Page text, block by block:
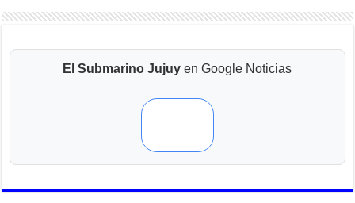
El Submarino Jujuy en Google Noticias